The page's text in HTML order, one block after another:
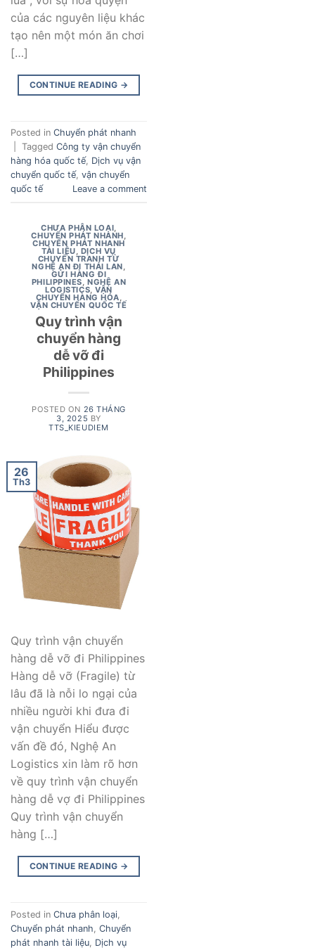
của các nguyên liệu khác
tạo nên một món ăn chơi
[…]
CONTINUE READING →
Posted in Chuyển phát nhanh
Tagged Công ty vận chuyển
hàng hóa quốc tế, Dịch vụ vận
chuyển quốc tế, vận chuyển
quốc tế
Leave a comment
CHƯA PHÂN LOẠI
CHUYỂN PHÁT NHANH
CHUYỂN PHÁT NHANH
TÀI LIỆU DỊCH VỤ
CHUYỂN TRANH TỪ
NGHỆ AN ĐI THÁI LAN
GỬI HÀNG ĐI
PHILIPPINES ,NGHỆ AN
LOGISTICS ,VẬN
CHUYỂN HÀNG HÓA
VẬN CHUYỂN QUỐC TẾ
Quy trình vận
chuyển hàng
dễ vỡ đi
Philippines
POSTED ON 26 THÁNG
3, 2025 BY
TTS_KIEUDIEM
26
Th3
Quy trình vận chuyển
hàng dễ vỡ đi Philippines
Hàng dễ vỡ (Fragile) từ
lâu đã là nỗi lo ngại của
nhiều người khi đưa đi
vận chuyển Hiểu được
vấn đề đó, Nghệ An
Logistics xin làm rõ hơn
về quy trình vận chuyển
hàng dễ vợ đi Philippines
Quy trình vận chuyển
hàng […]
CONTINUE READING →
Posted in Chưa phân loại
Chuyển phát nhanh Chuyển
phát nhanh tài liệu Dịch vụ